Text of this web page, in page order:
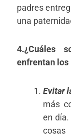
padres
una
4.¿Cuáles
enfrentan los
Evitar
más
en